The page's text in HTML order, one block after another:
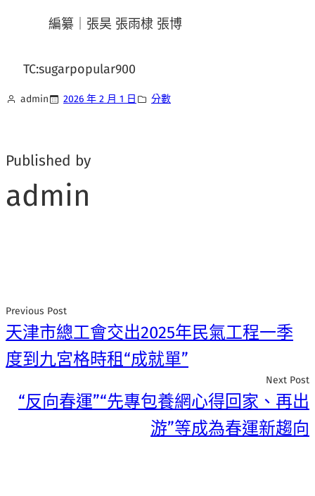
編纂｜張昊 張雨棣 張博
TC:sugarpopular900
admin 2026 年 2 月 1 日 分數
Published by
admin
Previous Post
天津市總工會交出2025年民氣工程一季
度到九宮格時租“成就單”
Next Post
“反向春運”“先專包養網心得回家、再出
游”等成為春運新趨向